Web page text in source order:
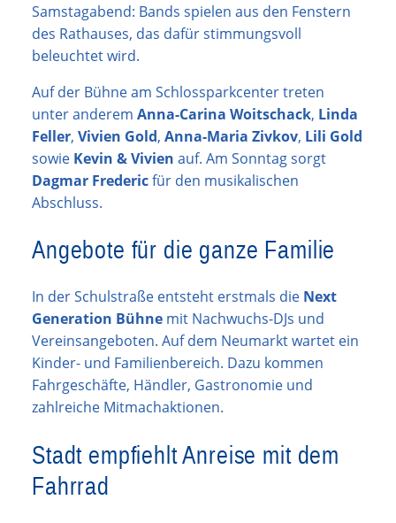
Samstagabend: Bands spielen aus den Fenstern
des Rathauses, das dafür stimmungsvoll
beleuchtet wird.
Auf der Bühne am Schlossparkcenter treten
unter anderem Anna-Carina Woitschack, Linda
Feller, Vivien Gold, Anna-Maria Zivkov, Lili Gold
sowie Kevin & Vivien auf. Am Sonntag sorgt
Dagmar Fredericfür den musikalischen
Abschluss.
Angebote für die ganze Familie
In der Schulstraße entsteht erstmals die Next
Generation Bühne mit Nachwuchs-DJs und
Vereinsangeboten. Auf dem Neumarkt wartet ein
Kinder- und Familienbereich. Dazu kommen
Fahrgeschäfte, Händler, Gastronomie und
zahlreiche Mitmachaktionen.
Stadt empfiehlt Anreise mit dem
Fahrrad